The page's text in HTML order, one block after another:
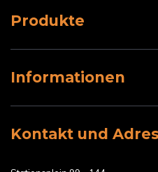
Produkte
Informationen
Kontakt und